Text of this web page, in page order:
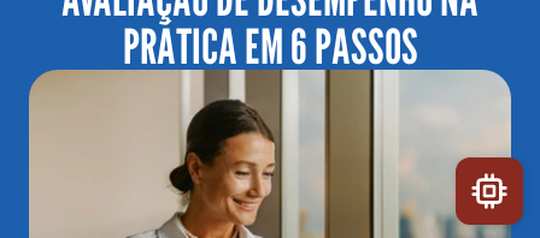
PRÁTICA EM 6 PASSOS